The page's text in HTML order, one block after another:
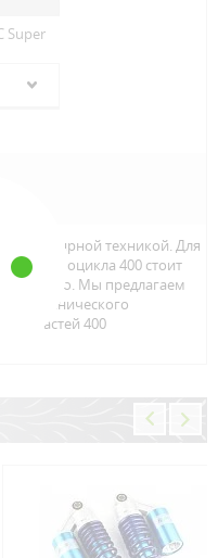
Super
популярной техникой. Для
для мотоцикла 400 стоит
ЛБАмото. Мы предлагаем
для технического
запчастей 400